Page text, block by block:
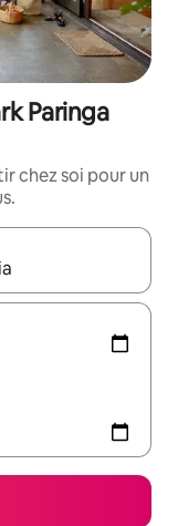
Paringa
chez soi pour un
les en utilisant